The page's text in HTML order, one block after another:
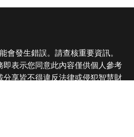
會發生錯誤。請查核重要資訊。
表示您同意此內容僅供個人參考
享皆不得違反法律或侵犯智慧財